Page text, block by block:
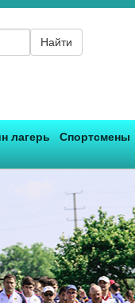
Найти
лагерь Спортсмены